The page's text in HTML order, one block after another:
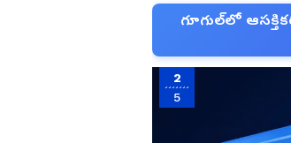
గూగుల్‌లో
2
5